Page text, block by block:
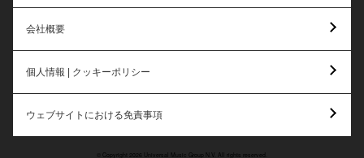
会社概要
個人情報 | クッキーポリシー
ウェブサイトにおける免責事項
© Copyright 2026 Universal Music Group N.V. All rights reserved.